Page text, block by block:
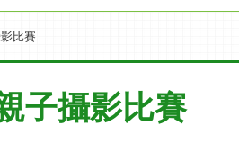
比賽
子攝影比賽